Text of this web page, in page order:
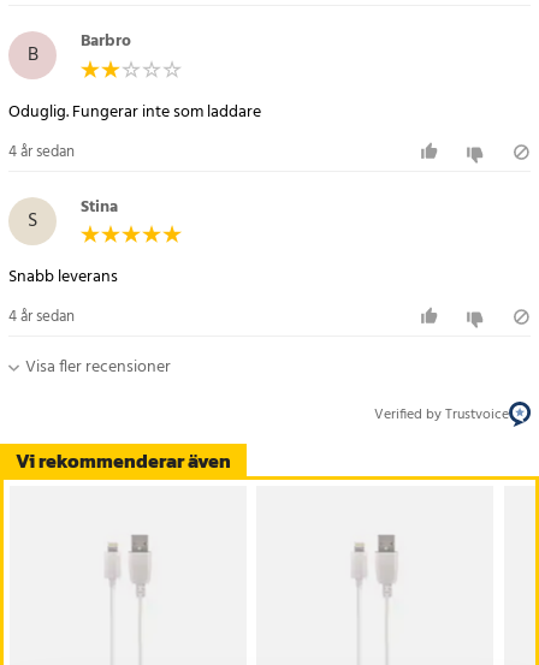
Vi rekommenderar även
B Barbro
Oduglig. Fungerar inte som laddare
4 år sedan
S Stina
Snabb leverans
4 år sedan
Visa fler recensioner
Verified by Trustvoice